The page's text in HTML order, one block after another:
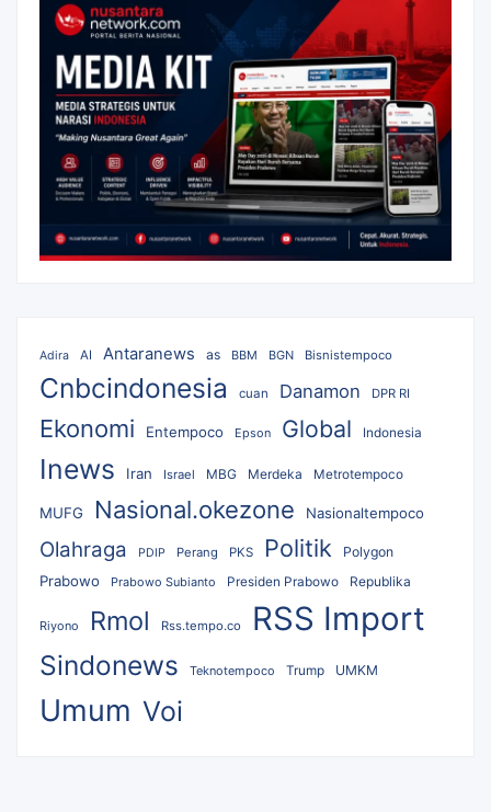
Adira AI Antaranews as BBM BGN Bisnistempoco
Cnbcindonesia cuan Danamon DPR RI
Ekonomi Entempoco Epson Global Indonesia
Inews Iran Israel MBG Merdeka Metrotempoco
MUFG Nasional.okezone Nasionaltempoco
Olahraga PDIP Perang PKS Politik Polygon
Prabowo Prabowo Subianto Presiden Prabowo Republika
Riyono Rmol Rss.tempo.co RSS Import
Sindonews Teknotempoco Trump UMKM
Umum Voi